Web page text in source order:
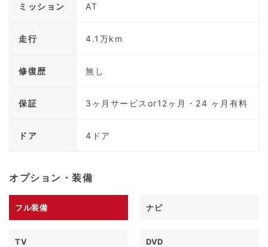
ミッション AT
走行 4.1万km
修復歴 無し
保証 3ヶ月サービスor12ヶ月・24 ヶ月有料
ドア 4ドア
オプション・装備
フル装備 ナビ
TV DVD